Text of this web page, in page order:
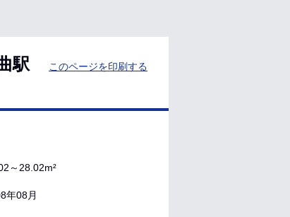
駅
このページを印刷する
～28.02m²
年08月